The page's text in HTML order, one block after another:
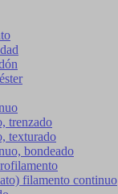
trenzado
texturado
bondeado
filamento continuo